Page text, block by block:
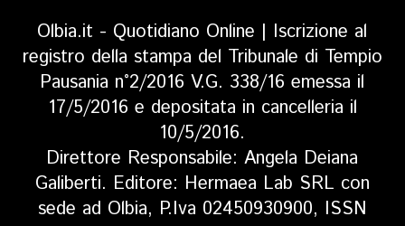
Olbia.it - Quotidiano Online | Iscrizione al
registro della stampa del Tribunale di Tempio
Pausania n°2/2016 V.G. 338/16 emessa il
17/5/2016 e depositata in cancelleria il
10/5/2016.
Direttore Responsabile: Angela Deiana
Galiberti. Editore: Hermaea Lab SRL con
sede ad Olbia, P.Iva 02450930900, ISSN